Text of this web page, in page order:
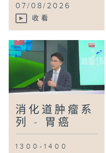
07/08/2026
收看
消化道肿瘤系
列 - 胃癌
1300-1400